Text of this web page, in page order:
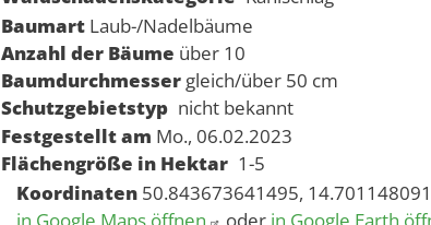
Baumart Laub-/Nadelbäume
Anzahl der Bäume über 10
Baumdurchmesser gleich/über 50 cm
Schutzgebietstyp nicht bekannt
Festgestellt am Mo., 06.02.2023
Flächengröße in Hektar 1-5
Koordinaten 50.843673641495,